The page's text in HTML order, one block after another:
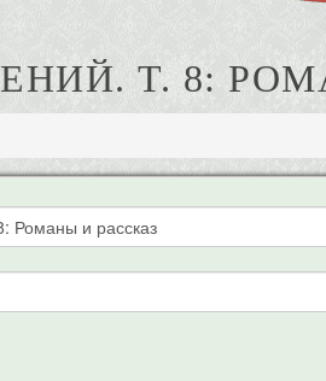
Т. 8: